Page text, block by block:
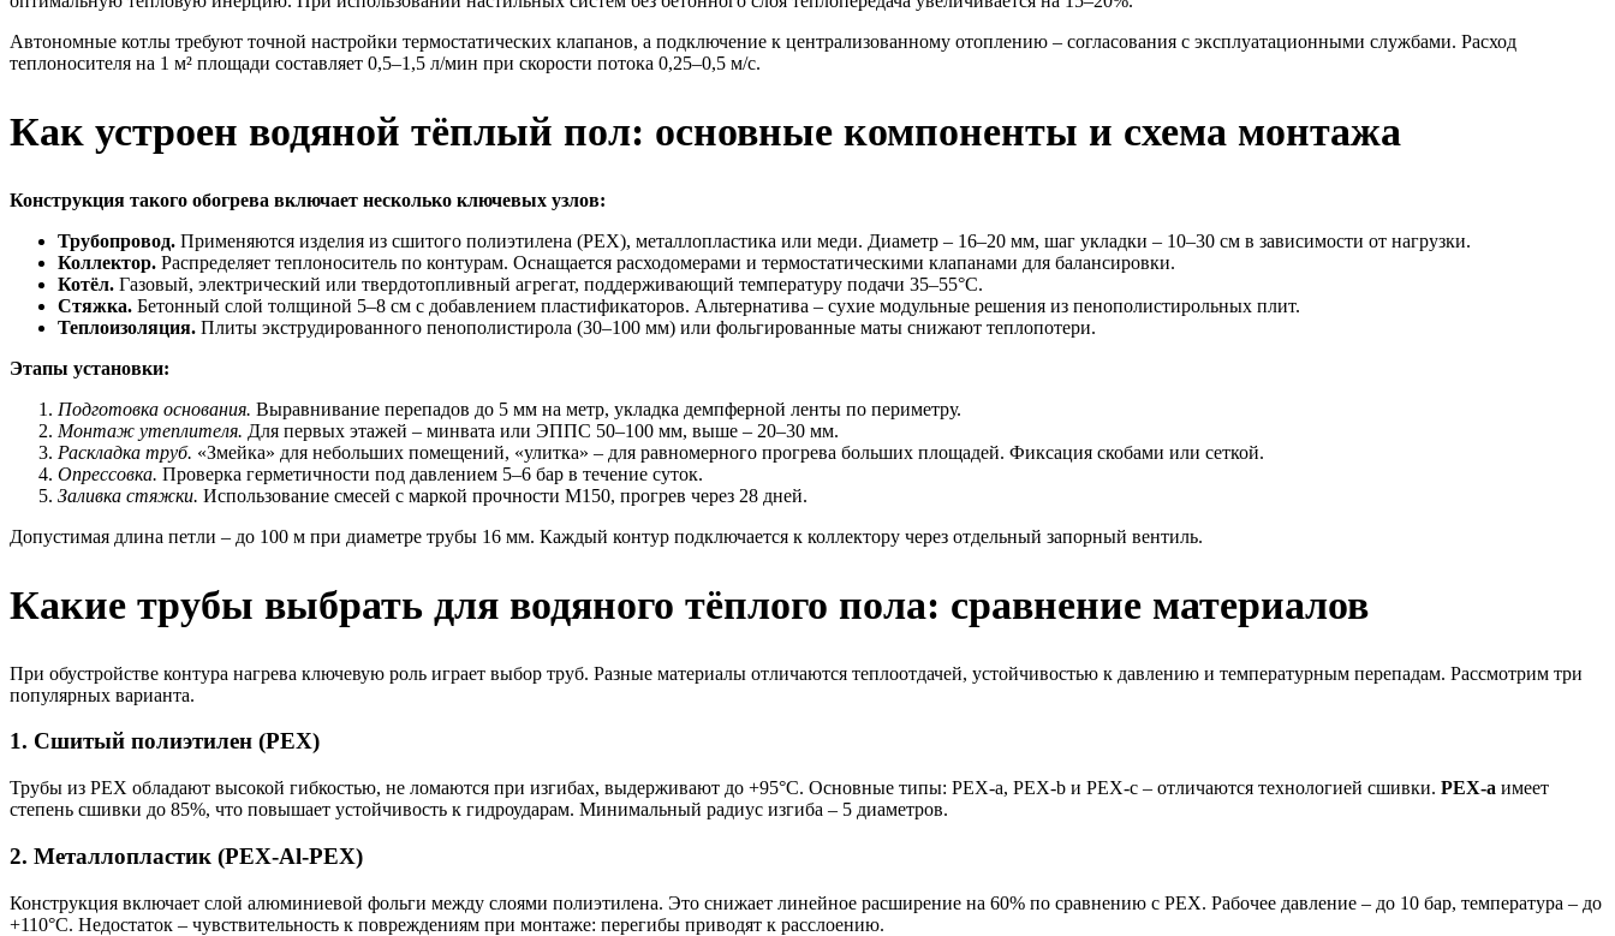
Автономные котлы требуют точной настройки термостатических клапанов, а подключение к централизованному отоплению – согласования с эксплуатационными службами. Расход
теплоносителя на 1 м² площади составляет 0,5–1,5 л/мин при скорости потока 0,25–0,5 м/с.
Как устроен водяной тёплый пол: основные компоненты и схема монтажа
Конструкция такого обогрева включает несколько ключевых узлов:
Трубопровод. Применяются изделия из сшитого полиэтилена (PEX), металлопластика или меди. Диаметр – 16–20 мм, шаг укладки – 10–30 см в зависимости от нагрузки.
Коллектор. Распределяет теплоноситель по контурам. Оснащается расходомерами и термостатическими клапанами для балансировки.
Котёл. Газовый, электрический или твердотопливный агрегат, поддерживающий температуру подачи 35–55°C.
Стяжка. Бетонный слой толщиной 5–8 см с добавлением пластификаторов. Альтернатива – сухие модульные решения из пенополистирольных плит.
Теплоизоляция. Плиты экструдированного пенополистирола (30–100 мм) или фольгированные маты снижают теплопотери.
Этапы установки:
Подготовка основания. Выравнивание перепадов до 5 мм на метр, укладка демпферной ленты по периметру.
Монтаж утеплителя. Для первых этажей – минвата или ЭППС 50–100 мм, выше – 20–30 мм.
Раскладка труб. «Змейка» для небольших помещений, «улитка» – для равномерного прогрева больших площадей. Фиксация скобами или сеткой.
Опрессовка. Проверка герметичности под давлением 5–6 бар в течение суток.
Заливка стяжки. Использование смесей с маркой прочности М150, прогрев через 28 дней.
Допустимая длина петли – до 100 м при диаметре трубы 16 мм. Каждый контур подключается к коллектору через отдельный запорный вентиль.
Какие трубы выбрать для водяного тёплого пола: сравнение материалов
При обустройстве контура нагрева ключевую роль играет выбор труб. Разные материалы отличаются теплоотдачей, устойчивостью к давлению и температурным перепадам. Рассмотрим три
популярных варианта.
1. Сшитый полиэтилен (PEX)
Трубы из PEX обладают высокой гибкостью, не ломаются при изгибах, выдерживают до +95°C. Основные типы: PEX-a, PEX-b и PEX-c – отличаются технологией сшивки. PEX-a имеет
степень сшивки до 85%, что повышает устойчивость к гидроударам. Минимальный радиус изгиба – 5 диаметров.
2. Металлопластик (PEX-Al-PEX)
Конструкция включает слой алюминиевой фольги между слоями полиэтилена. Это снижает линейное расширение на 60% по сравнению с PEX. Рабочее давление – до 10 бар, температура – до
+110°C. Недостаток – чувствительность к повреждениям при монтаже: перегибы приводят к расслоению.